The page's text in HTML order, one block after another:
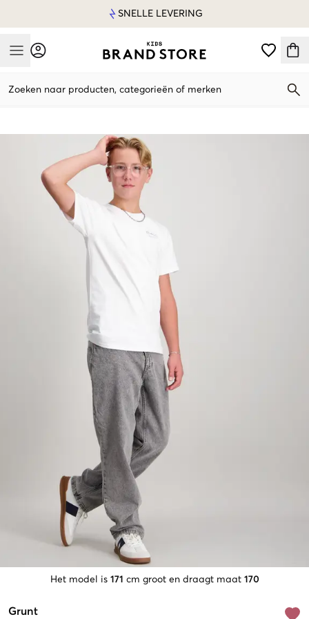
SNELLE LEVERING
Mobile Menu
Zoeken naar producten, categorieën of merken
Het model is 171 cm groot en draagt maat 170
Grunt